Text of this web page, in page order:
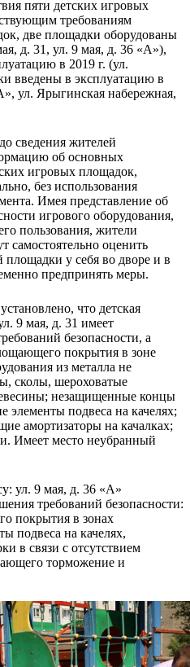
пяти детских игровых
требованиям
две площадки оборудованы
д. 31, ул. 9 мая, д. 36 «А»),
в 2019 г. (ул.
введены в эксплуатацию в
ул. Ярыгинская набережная,
сведения жителей
об основных
игровых площадок,
без использования
Имея представление об
игрового оборудования,
пользования, жители
самостоятельно оценить
площадки у себя во дворе и в
предпринять меры.
что детская
9 мая, д. 31 имеет
безопасности, а
покрытия в зоне
из металла не
сколы, шероховатые
незащищенные концы
элементы подвеса на качелях;
амортизаторы на качалках;
Имеет место неубранный
ул. 9 мая, д. 36 «А»
требований безопасности:
покрытия в зонах
подвеса на качелях,
в связи с отсутствием
торможение и